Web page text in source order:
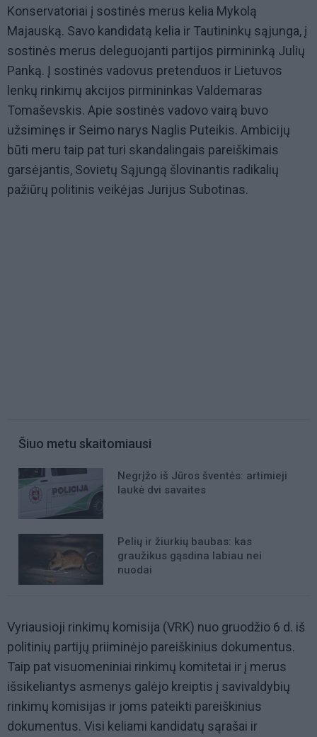
Konservatoriai į sostinės merus kelia Mykolą
Majauską. Savo kandidatą kelia ir Tautininkų sąjunga, į
sostinės merus deleguojanti partijos pirmininką Julių
Panką. Į sostinės vadovus pretenduos ir Lietuvos
lenkų rinkimų akcijos pirmininkas Valdemaras
Tomaševskis. Apie sostinės vadovo vairą buvo
užsiminęs ir Seimo narys Naglis Puteikis. Ambicijų
būti meru taip pat turi skandalingais pareiškimais
garsėjantis, Sovietų Sąjungą šlovinantis radikalių
pažiūrų politinis veikėjas Jurijus Subotinas.
Šiuo metu skaitomiausi
Negrįžo iš Jūros šventės: artimieji
laukė dvi savaites
Pelių ir žiurkių baubas: kas
graužikus gąsdina labiau nei
nuodai
Vyriausioji rinkimų komisija (VRK) nuo gruodžio 6 d. iš
politinių partijų priiminėjo pareiškinius dokumentus.
Taip pat visuomeniniai rinkimų komitetai ir į merus
išsikeliantys asmenys galėjo kreiptis į savivaldybių
rinkimų komisijas ir joms pateikti pareiškinius
dokumentus. Visi keliami kandidatų sąrašai ir